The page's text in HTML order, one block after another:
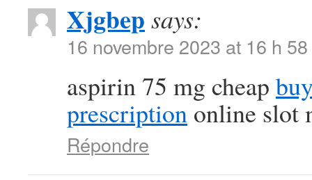
Xjgbep says:
16 novembre 2023 at 16 h
aspirin 75 mg cheap
prescription online slot
Répondre